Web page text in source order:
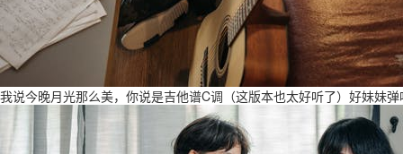
我说今晚月光那么美，你说是吉他谱C调（这版本也太好听了）好妹妹